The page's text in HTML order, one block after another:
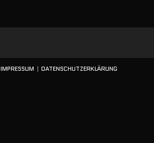
IMPRESSUM DATENSCHUTZERKLÄRUNG